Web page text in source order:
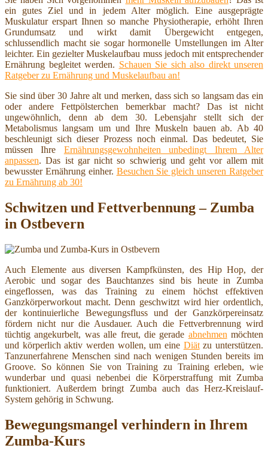
ein gutes Ziel und in jedem Alter möglich. Eine ausgeprägte
Muskulatur erspart Ihnen so manche Physiotherapie, erhöht Ihren
Grundumsatz und wirkt damit Übergewicht entgegen,
schlussendlich macht sie sogar hormonelle Umstellungen im Alter
leichter. Ein gezielter Muskelaufbau muss jedoch mit entsprechender
Ernährung begleitet werden. Schauen Sie sich also direkt unseren
Ratgeber zu Ernährung und Muskelaufbau an!
Sie sind über 30 Jahre alt und merken, dass sich so langsam das ein
oder andere Fettpölsterchen bemerkbar macht? Das ist nicht
ungewöhnlich, denn ab dem 30. Lebensjahr stellt sich der
Metabolismus langsam um und Ihre Muskeln bauen ab. Ab 40
beschleunigt sich dieser Prozess noch einmal. Das bedeutet, Sie
müssen Ihre Ernährungsgewohnheiten unbedingt Ihrem Alter
anpassen. Das ist gar nicht so schwierig und geht vor allem mit
bewusster Ernährung einher. Besuchen Sie gleich unseren Ratgeber
zu Ernährung ab 30!
Schwitzen und Fettverbennung – Zumba
in Ostbevern
Auch Elemente aus diversen Kampfkünsten, des Hip Hop, der
Aerobic und sogar des Bauchtanzes sind bis heute in Zumba
eingeflossen, was das Training zu einem höchst effektiven
Ganzkörperworkout macht. Denn geschwitzt wird hier ordentlich,
der kontinuierliche Bewegungsfluss und der Ganzkörpereinsatz
fördern nicht nur die Ausdauer. Auch die Fettverbrennung wird
tüchtig angekurbelt, was alle freut, die gerade abnehmen möchten
und körperlich aktiv werden wollen, um eine Diätzu unterstützen.
Tanzunerfahrene Menschen sind nach wenigen Stunden bereits im
Groove. So können Sie von Training zu Training erleben, wie
wunderbar und quasi nebenbei die Körperstraffung mit Zumba
funktioniert. Außerdem bringt Zumba auch das Herz-Kreislauf-
System gehörig in Schwung.
Bewegungsmangel verhindern in Ihrem
Zumba-Kurs